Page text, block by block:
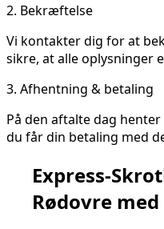
2. Bekræftelse
Vi kontakter dig for at
sikre, at alle oplysninger
3. Afhentning & betaling
På den aftalte dag
du får din betaling med
Express-
Rødovre